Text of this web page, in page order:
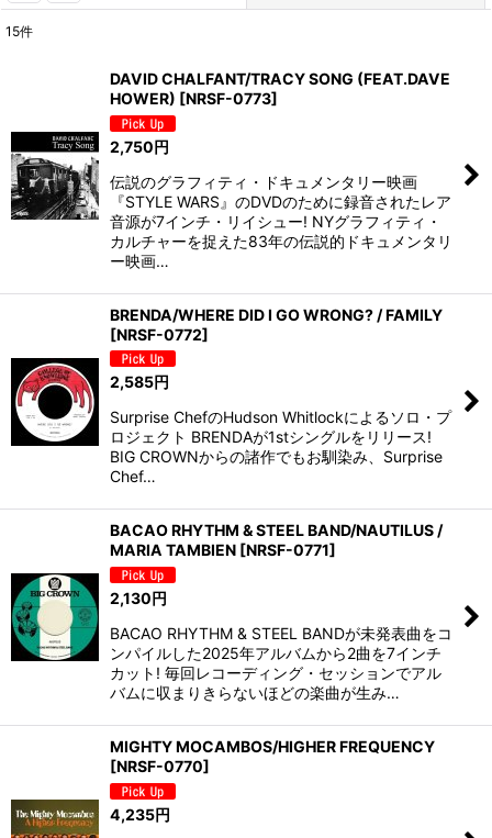
15件
DAVID CHALFANT/TRACY SONG (FEAT.DAVE
HOWER) [NRSF-0773]
2,750円
伝説のグラフィティ・ドキュメンタリー映画
『STYLE WARS』のDVDのために録音されたレア
音源が7インチ・リイシュー! NYグラフィティ・
カルチャーを捉えた83年の伝説的ドキュメンタリ
ー映画…
BRENDA/WHERE DID I GO WRONG? / FAMILY
[NRSF-0772]
2,585円
Surprise ChefのHudson Whitlockによるソロ・プ
ロジェクト BRENDAが1stシングルをリリース!
BIG CROWNからの諸作でもお馴染み、Surprise
Chef…
BACAO RHYTHM & STEEL BAND/NAUTILUS /
MARIA TAMBIEN [NRSF-0771]
2,130円
BACAO RHYTHM & STEEL BANDが未発表曲をコ
ンパイルした2025年アルバムから2曲を7インチ
カット! 毎回レコーディング・セッションでアル
バムに収まりきらないほどの楽曲が生み…
MIGHTY MOCAMBOS/HIGHER FREQUENCY
[NRSF-0770]
4,235円